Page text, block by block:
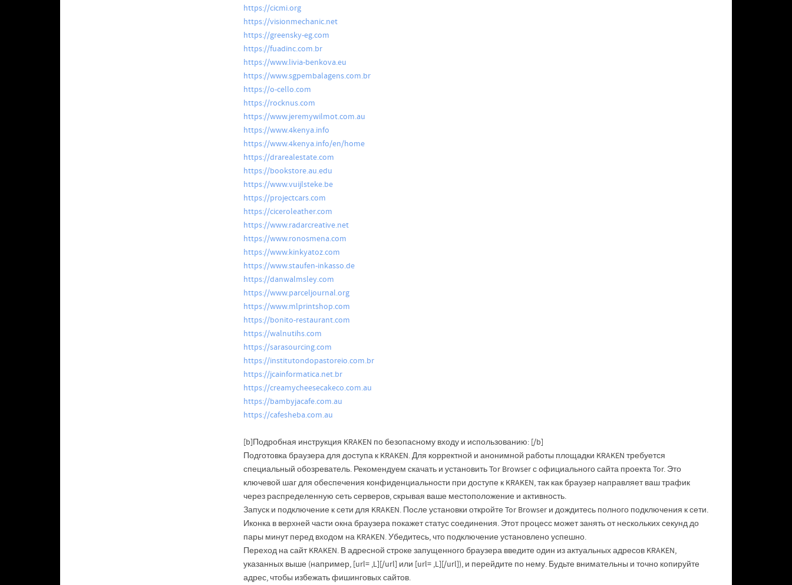
https://cicmi.org
https://visionmechanic.net
https://greensky-eg.com
https://fuadinc.com.br
https://www.livia-benkova.eu
https://www.sgpembalagens.com.br
https://o-cello.com
https://rocknus.com
https://www.jeremywilmot.com.au
https://www.4kenya.info
https://www.4kenya.info/en/home
https://drarealestate.com
https://bookstore.au.edu
https://www.vuijlsteke.be
https://projectcars.com
https://ciceroleather.com
https://www.radarcreative.net
https://www.ronosmena.com
https://www.kinkyatoz.com
https://www.staufen-inkasso.de
https://danwalmsley.com
https://www.parceljournal.org
https://www.mlprintshop.com
https://bonito-restaurant.com
https://walnutihs.com
https://sarasourcing.com
https://institutondopastoreio.com.br
https://jcainformatica.net.br
https://creamycheesecakeco.com.au
https://bambyjacafe.com.au
https://cafesheba.com.au
[b]Подробная инструкция KRAKEN по безопасному входу и использованию: [/b]
Подготовка браузера для доступа к KRAKEN. Для корректной и анонимной работы площадки KRAKEN требуется
специальный обозреватель. Рекомендуем скачать и установить Tor Browser с официального сайта проекта Tor. Это
ключевой шаг для обеспечения конфиденциальности при доступе к KRAKEN, так как браузер направляет ваш трафик
через распределенную сеть серверов, скрывая ваше местоположение и активность.
Запуск и подключение к сети для KRAKEN. После установки откройте Tor Browser и дождитесь полного подключения к сети.
Иконка в верхней части окна браузера покажет статус соединения. Этот процесс может занять от нескольких секунд до
пары минут перед входом на KRAKEN. Убедитесь, что подключение установлено успешно.
Переход на сайт KRAKEN. В адресной строке запущенного браузера введите один из актуальных адресов KRAKEN,
указанных выше (например, [url= ,L][/url] или [url= ,L][/url]), и перейдите по нему. Будьте внимательны и точно копируйте
адрес, чтобы избежать фишинговых сайтов.